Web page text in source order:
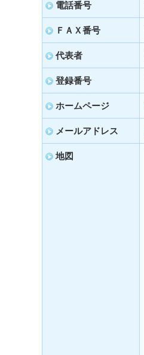
電話番号
ＦＡＸ番号
代表者
登録番号
ホームページ
メールアドレス
地図